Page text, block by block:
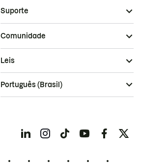
Suporte
Comunidade
Leis
Português (Brasil)